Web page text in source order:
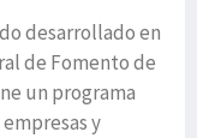
desarrollado en
de Fomento de
un programa
y